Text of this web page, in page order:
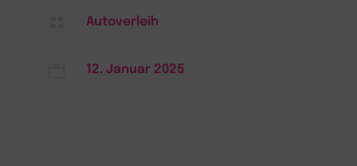
Autoverleih
12. Januar 2025